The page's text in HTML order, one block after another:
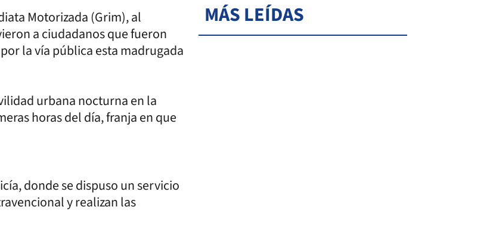
Motorizada (Grim), al
a ciudadanos que fueron
la vía pública esta madrugada
urbana nocturna en la
horas del día, franja en que
donde se dispuso un servicio
y realizan las
MÁS LEÍDAS